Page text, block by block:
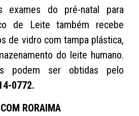
exames do pré-natal para
de Leite também recebe
de vidro com tampa plástica,
do leite humano.
podem ser obtidas pelo
0772.
RORAIMA